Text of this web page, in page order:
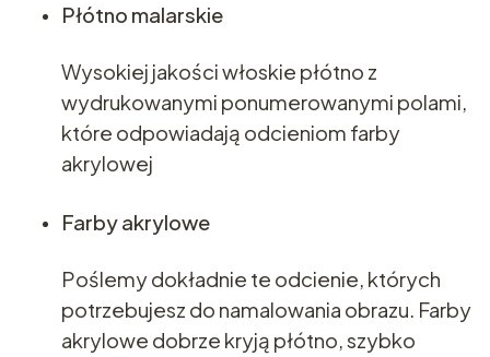
Płótno malarskie
Wysokiej jakości włoskie płótno z
wydrukowanymi ponumerowanymi polami,
które odpowiadają odcieniom farby
akrylowej
Farby akrylowe
Poślemy dokładnie te odcienie, których
potrzebujesz do namalowania obrazu. Farby
akrylowe dobrze kryją płótno, szybko